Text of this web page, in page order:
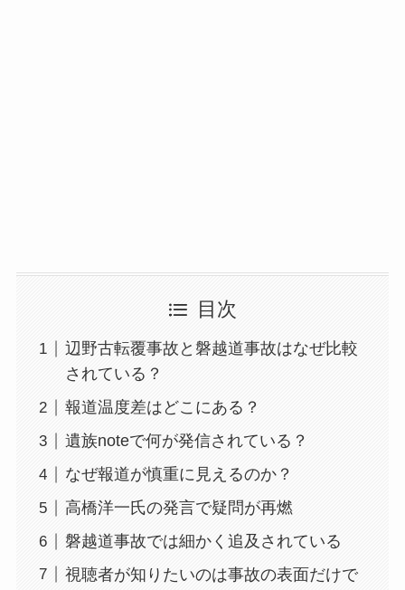
目次
辺野古転覆事故と磐越道事故はなぜ比較
されている？
報道温度差はどこにある？
遺族noteで何が発信されている？
なぜ報道が慎重に見えるのか？
高橋洋一氏の発言で疑問が再燃
磐越道事故では細かく追及されている
視聴者が知りたいのは事故の表面だけで